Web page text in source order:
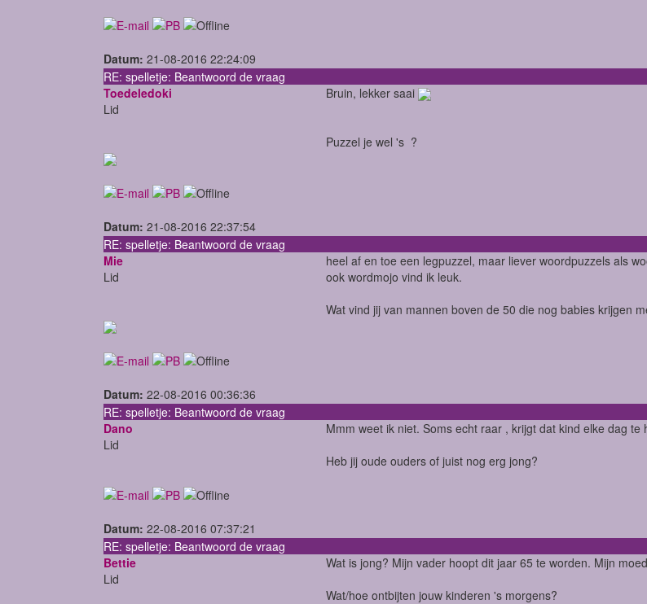
Datum: 21-08-2016 22:24:09
RE: spelletje: Beantwoord de vraag
Toedeledoki
Lid
Bruin, lekker saai
Puzzel je wel 's ?
Datum: 21-08-2016 22:37:54
RE: spelletje: Beantwoord de vraag
Mie
Lid
heel af en toe een legpuzzel, maar liever woordpuzzels als
ook wordmojo vind ik leuk.
Wat vind jij van mannen boven de 50 die nog babies krijgen
Datum: 22-08-2016 00:36:36
RE: spelletje: Beantwoord de vraag
Dano
Lid
Mmm weet ik niet. Soms echt raar , krijgt dat kind elke dag
Heb jij oude ouders of juist nog erg jong?
Datum: 22-08-2016 07:37:21
RE: spelletje: Beantwoord de vraag
Bettie
Lid
Wat is jong? Mijn vader hoopt dit jaar 65 te worden. Mijn
Wat/hoe ontbijten jouw kinderen 's morgens?